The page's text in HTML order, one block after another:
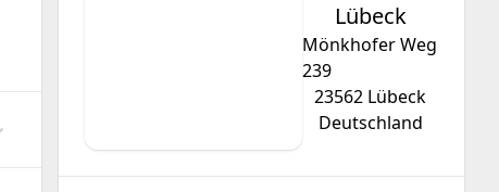
Lübeck
Mönkhofer Weg
239
23562 Lübeck
Deutschland